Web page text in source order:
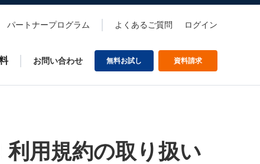
パートナープログラム よくあるご質問 ログイン
お問い合わせ 無料お試し 資料請求
用規約の取り扱い